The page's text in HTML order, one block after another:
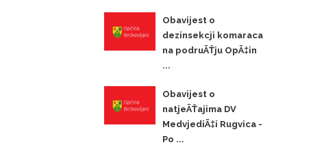
Obavijest o
dezinsekcji komaraca
na podruÄŤju OpÄ‡in
...
Obavijest o
natjeÄŤajima DV
MedvjediÄ‡i Rugvica -
Po ...